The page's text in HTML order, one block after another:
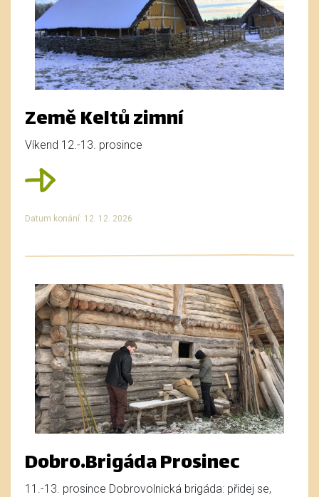
Země Keltů zimní
Víkend 12.-13. prosince
Datum konání: 12. 12. 2026
Dobro.Brigáda Prosinec
11.-13. prosince Dobrovolnická brigáda: přidej se,